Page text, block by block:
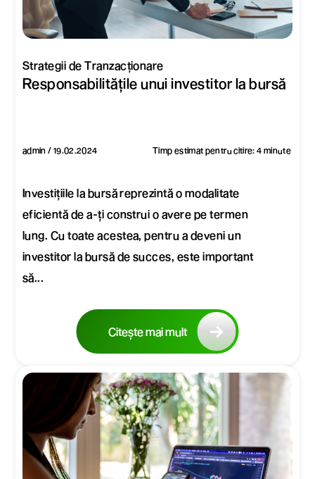
Strategii de Tranzacționare
Responsabilitățile unui investitor la bursă
admin / 19.02.2024 Timp estimat pentru citire: 4 minute
Investițiile la bursă reprezintă o modalitate
eficientă de a-ți construi o avere pe termen
lung. Cu toate acestea, pentru a deveni un
investitor la bursă de succes, este important
să...
Citește mai mult